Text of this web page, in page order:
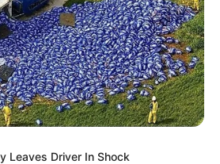
Leaves Driver In Shock